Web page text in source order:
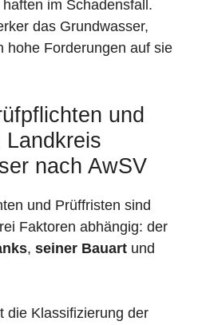
im Schadensfall.
das Grundwasser,
hohe Forderungen auf sie
und
Landkreis
nach AwSV
und Prüffristen sind
Faktoren abhängig: der
, seiner Bauart und
die Klassifizierung der